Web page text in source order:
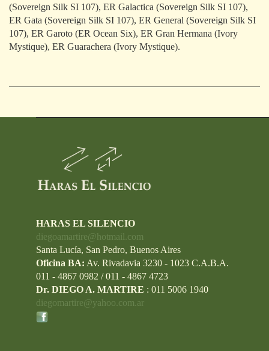
(Sovereign Silk SI 107), ER Galactica (Sovereign Silk SI 107),
ER Gata (Sovereign Silk SI 107), ER General (Sovereign Silk SI
107), ER Garoto (ER Ocean Six), ER Gran Hermana (Ivory
Mystique), ER Guarachera (Ivory Mystique).
HARAS EL SILENCIO
diegoamartire@hotmail.com
Santa Lucía, San Pedro, Buenos Aires
Oficina BA: Av. Rivadavia 3230 - 1023 C.A.B.A.
011 - 4867 0982 / 011 - 4867 4723
Dr. DIEGO A. MARTIRE : 011 5006 1940
diegomartire@yahoo.com.ar